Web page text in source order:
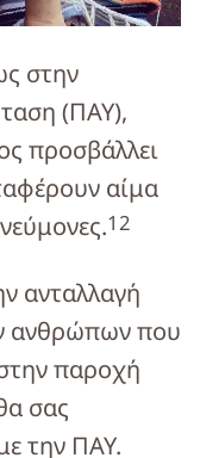
στην
(ΠΑΥ),
προσβάλλει
αίμα
12
ανταλλαγή
ανθρώπων που
παροχή
σας
την ΠΑΥ.